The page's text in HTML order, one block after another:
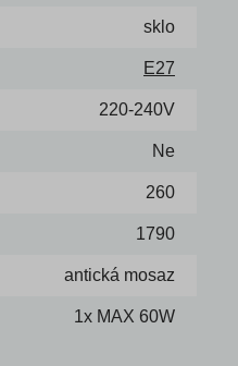
sklo
E27
220-240V
Ne
260
1790
antická mosaz
1x MAX 60W